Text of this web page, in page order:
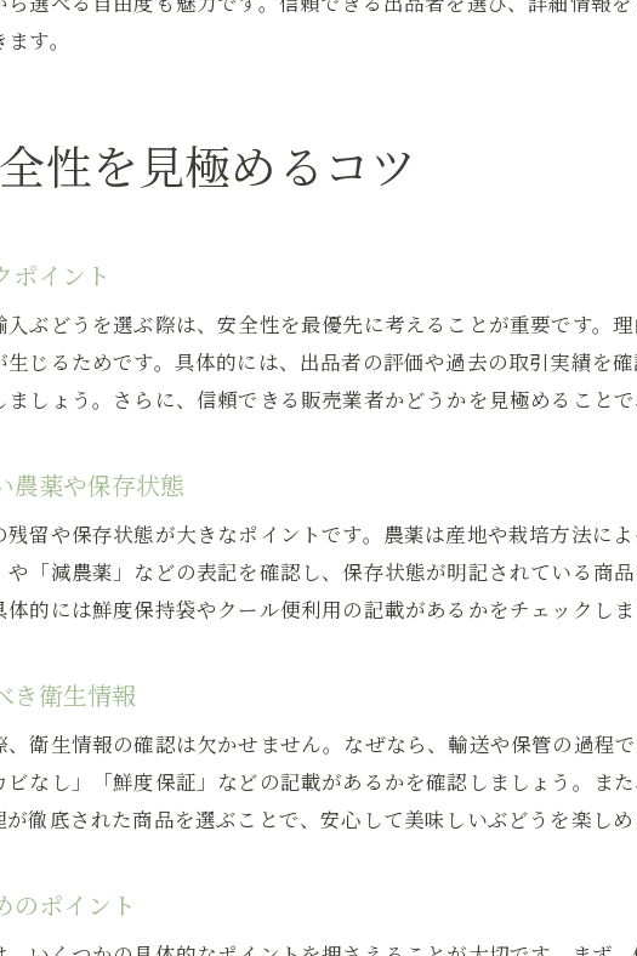
ぶどう販売時に大切な家族の健康を守る選び方
希少ぶどう販売の相場感や価値の考え方
中古販売で希少ぶどうを見極めるポイント
オークションで希少ぶどう販売を探す際のヒント
ぶどう中古販売の最新動向と利用のヒント
ぶどう中古販売市場の最近のトレンド解説
ぶどう販売の今後に注目すべきポイント
ネットオークションで広がるぶどう中古販売の選択肢
ぶどう販売を賢く活用するための最新ヒント
す。
性を見極めるコツ
ポイント
ぶどうを選ぶ際は、安全性を最優先に考えることが重要です。
じるためです。具体的には、出品者の評価や過去の取引実績を
しょう。さらに、信頼できる販売業者かどうかを見極めること
農薬や保存状態
留や保存状態が大きなポイントです。農薬は産地や栽培方法に
「減農薬」などの表記を確認し、保存状態が明記されている商
的には鮮度保持袋やクール便利用の記載があるかをチェックしま
き衛生情報
衛生情報の確認は欠かせません。なぜなら、輸送や保管の過程
なし」「鮮度保証」などの記載があるかを確認しましょう。ま
徹底された商品を選ぶことで、安心して美味しいぶどうを楽しめ
のポイント